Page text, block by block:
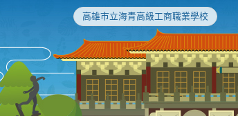
高雄市立海青高級工商職業學校